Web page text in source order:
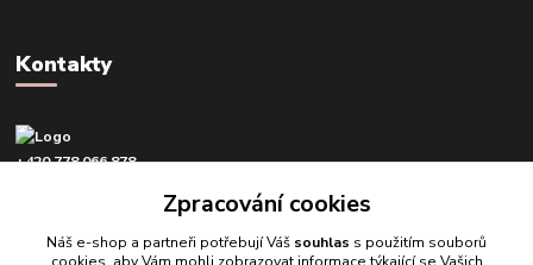
Kontakty
+420 778 066 878
Zpracování cookies
Náš e-shop a partneři potřebují Váš souhlas s použitím souborů
cookies, aby Vám mohli zobrazovat informace týkající se Vašich